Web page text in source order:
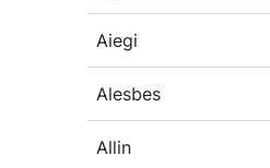
Aiegi
Alesbes
Allin